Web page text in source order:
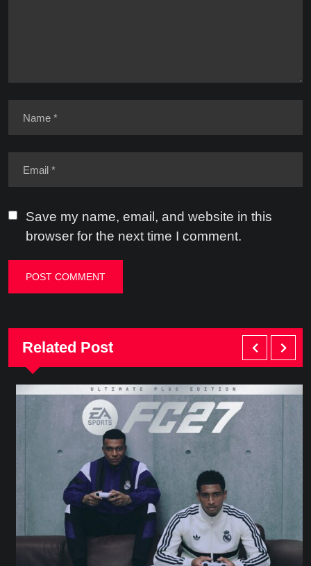
Save my name, email, and website in this
browser for the next time I comment.
Related Post